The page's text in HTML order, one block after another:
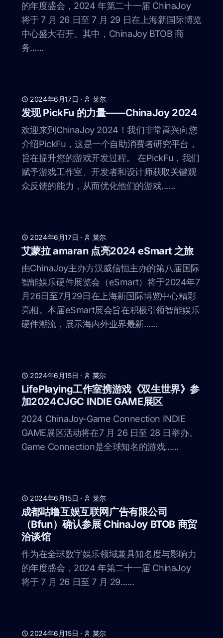
的年度盛会，2024 年第二十一届 ChinaJoy
将于 7 月 26 日至 7 月 29 日在上海新国际博览
中心盛大召开。其中，ChinaJoy BTOB 商
务......
2024年6月17日 · 莱尔
发现 PickFu 的力量——ChinaJoy 2024
欢迎来到ChinaJoy 2024！我们非常高兴向您
介绍PickFu，这是一个自助消费者研究平台，
旨在提升您的游戏开发过程。 在PickFu，我们
赋予游戏工作室、开发者和设计师获取关键观
众反馈的能力，从而优化他们的游戏......
2024年6月17日 · 莱尔
艾蒙拉 amaran 点亮2024 eSmart 之旅
由ChinaJoy主办方汉威信恒主办的第八届国际
智能娱乐硬件展览会（eSmart）将于2024年7
月26日至7月29日在上海新国际博览中心精彩
亮相。本届eSmart展会旨在积极引领智能娱乐
硬件潮流，展示海内外业界最新......
2024年6月15日 · 莱尔
LifePlaying工作室携游戏《双生世界》参
加2024CJGC INDIE GAME展区
2024 ChinaJoy-Game Connection INDIE
GAME展区活动将在7 月 26 日至 28 日举办。
Game Connection是全球知名的游戏......
2024年6月15日 · 莱尔
成都咕噜互娱互联网广告有限公司
（Bfun）确认参展 ChinaJoy BTOB 商贸
洽谈馆
作为在全球数字娱乐领域兼具知名度与影响力
的年度盛会，2024 年第二十一届 ChinaJoy
将于 7 月 26 日至 7 月 29......
2024年6月15日 · 莱尔